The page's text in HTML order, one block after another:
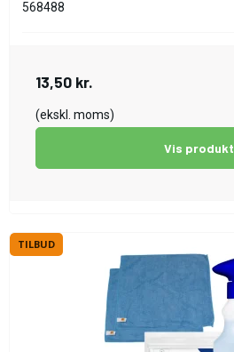
568488
13,50 kr.
(ekskl. moms)
Vis produkt
TILBUD